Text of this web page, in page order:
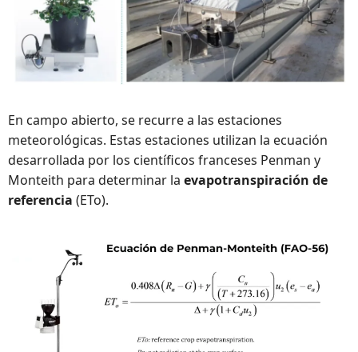
En campo abierto, se recurre a las estaciones
meteorológicas. Estas estaciones utilizan la ecuación
desarrollada por los científicos franceses Penman y
Monteith para determinar la evapotranspiración de
referencia (ETo).